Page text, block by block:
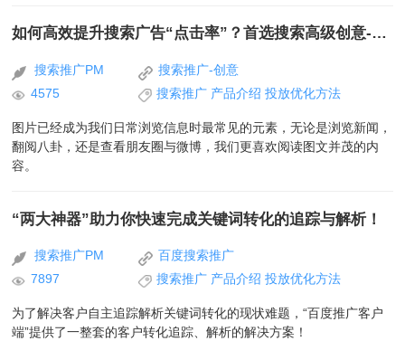
如何高效提升搜索广告“点击率”？首选搜索高级创意-图片类
搜索推广PM
搜索推广-创意
4575
搜索推广 产品介绍 投放优化方法
图片已经成为我们日常浏览信息时最常见的元素，无论是浏览新闻，
翻阅八卦，还是查看朋友圈与微博，我们更喜欢阅读图文并茂的内
容。
“两大神器”助力你快速完成关键词转化的追踪与解析！
搜索推广PM
百度搜索推广
7897
搜索推广 产品介绍 投放优化方法
为了解决客户自主追踪解析关键词转化的现状难题，“百度推广客户
端”提供了一整套的客户转化追踪、解析的解决方案！